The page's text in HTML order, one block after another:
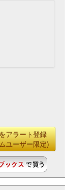
アラート登録
ユーザー限定)